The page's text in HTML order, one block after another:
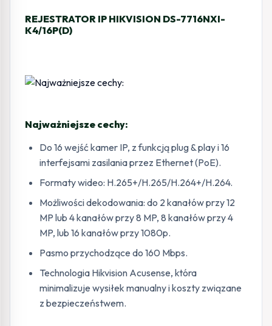
REJESTRATOR IP HIKVISION DS-7716NXI-
K4/16P(D)
Najważniejsze cechy:
Do 16 wejść kamer IP, z funkcją plug & play i 16
interfejsami zasilania przez Ethernet (PoE).
Formaty wideo: H.265+/H.265/H.264+/H.264.
Możliwości dekodowania: do 2 kanałów przy 12
MP lub 4 kanałów przy 8 MP, 8 kanałów przy 4
MP, lub 16 kanałów przy 1080p.
Pasmo przychodzące do 160 Mbps.
Technologia Hikvision Acusense, która
minimalizuje wysiłek manualny i koszty związane
z bezpieczeństwem.